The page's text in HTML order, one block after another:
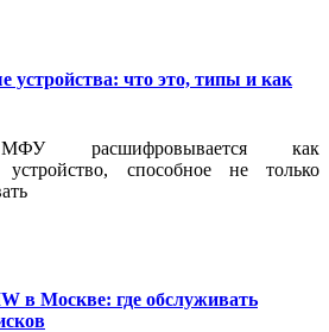
устройства: что это, типы и как
МФУ расшифровывается как
устройство, способное не только
в Москве: где обслуживать